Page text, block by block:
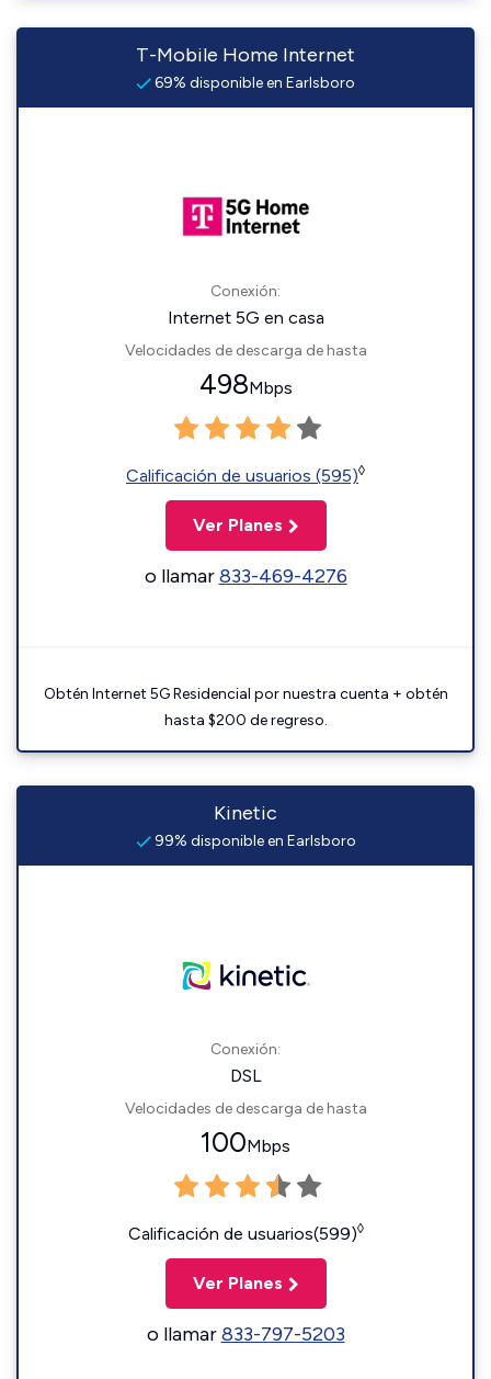
T-Mobile Home Internet
69% disponible en Earlsboro
Conexión:
Internet 5G en casa
Velocidades de descarga de hasta
498Mbps
Calificación de usuarios (595)◊
Ver Planes
o llamar833-469-4276
Obtén Internet 5G Residencial por nuestra cuenta + obtén
hasta $200 de regreso.
Kinetic
99% disponible en Earlsboro
Conexión:
DSL
Velocidades de descarga de hasta
100Mbps
Calificación de usuarios(599)◊
Ver Planes
o llamar833-797-5203